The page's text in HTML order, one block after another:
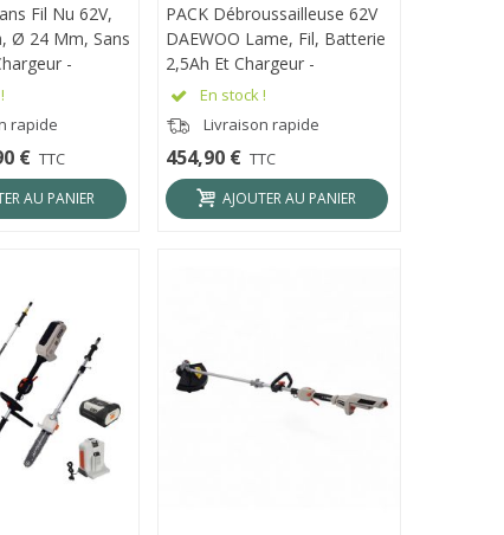
Fil Nu 62V,
Ø 24 Mm, Sans
-
24
rapide
€ TTC
AU PANIER
PACK Débroussailleuse 62V
DAEWOO Lame, Fil, Batterie
2,5Ah Et Chargeur -
DALST62BL-16W
En stock !
Livraison rapide
454,90 € TTC
AJOUTER AU PANIER